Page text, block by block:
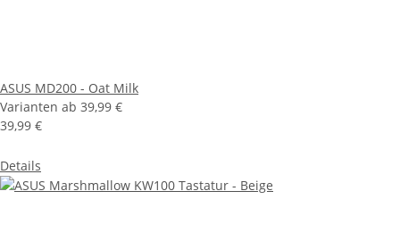
ASUS MD200 - Oat Milk
Varianten ab 39,99 €
39,99 €
Details